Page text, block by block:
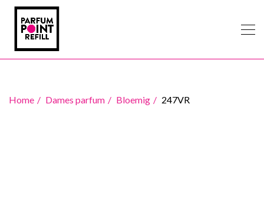
Home Dames parfum Bloemig 247VR